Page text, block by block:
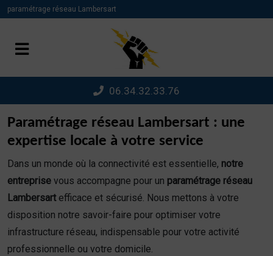
paramétrage réseau Lambersart
06.34.32.33.76
Paramétrage réseau Lambersart : une
expertise locale à votre service
Dans un monde où la connectivité est essentielle, notre
entreprise vous accompagne pour un paramétrage réseau
Lambersartefficace et sécurisé. Nous mettons à votre
disposition notre savoir-faire pour optimiser votre
infrastructure réseau, indispensable pour votre activité
professionnelle ou votre domicile.
Panneau de gestion des cookies